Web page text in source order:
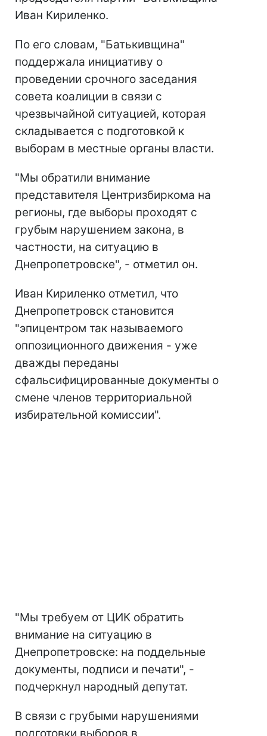
Иван Кириленко.
По его словам, "Батькивщина"
поддержала инициативу о
проведении срочного заседания
совета коалиции в связи с
чрезвычайной ситуацией, которая
складывается с подготовкой к
выборам в местные органы власти.
"Мы обратили внимание
представителя Центризбиркома на
регионы, где выборы проходят с
грубым нарушением закона, в
частности, на ситуацию в
Днепропетровске", - отметил он.
Иван Кириленко отметил, что
Днепропетровск становится
"эпицентром так называемого
оппозиционного движения - уже
дважды переданы
сфальсифицированные документы о
смене членов территориальной
избирательной комиссии".
"Мы требуем от ЦИК обратить
внимание на ситуацию в
Днепропетровске: на поддельные
документы, подписи и печати", -
подчеркнул народный депутат.
В связи с грубыми нарушениями